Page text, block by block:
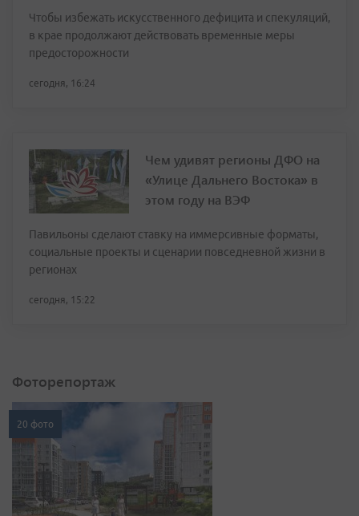
Чтобы избежать искусственного дефицита и спекуляций,
в крае продолжают действовать временные меры
предосторожности
сегодня, 16:24
Чем удивят регионы ДФО на
«Улице Дальнего Востока» в
этом году на ВЭФ
Павильоны сделают ставку на иммерсивные форматы,
социальные проекты и сценарии повседневной жизни в
регионах
сегодня, 15:22
Фоторепортаж
20 фото